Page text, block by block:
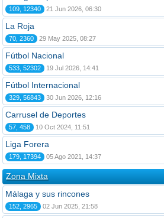
109, 12340 21 Jun 2026, 06:30
La Roja
70, 2360 29 May 2025, 08:27
Fútbol Nacional
533, 52302 19 Jul 2026, 14:41
Fútbol Internacional
329, 56843 30 Jun 2026, 12:16
Carrusel de Deportes
57, 458 10 Oct 2024, 11:51
Liga Forera
179, 17394 05 Ago 2021, 14:37
Zona Mixta
Málaga y sus rincones
152, 2965 02 Jun 2025, 21:58